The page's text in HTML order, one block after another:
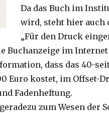
Da das Buch im
wird, steht hier auch
„Für den Druck
Buchanzeige im
dass das 40-
Euro kostet, im Offset-
Fadenheftung.
zum Wesen der